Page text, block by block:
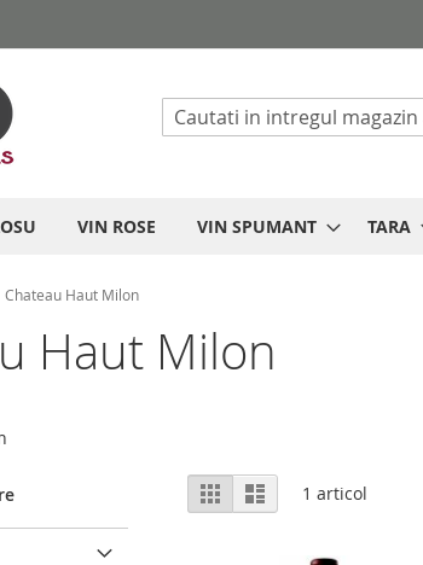
VIN ROSE VIN SPUMANT TARA
Chateau Haut Milon
Haut Milon
Vizualizare
ca
Grila List 1 articol